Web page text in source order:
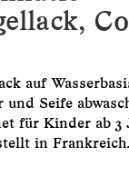
auf
und Seife
für Kinder ab 3
in Frankreich.